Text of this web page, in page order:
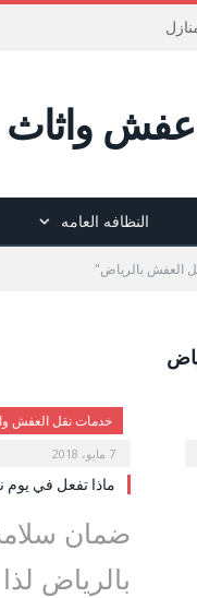
واثاث
النظافه العامه
خدمات نقل العفش
7 مايو، 2018
ماذا تفعل في يوم
ضمان
بالرياض